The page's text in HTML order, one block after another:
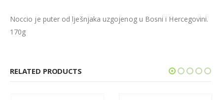
Noccio je puter od lješnjaka uzgojenog u Bosni i Hercegovini.
170g
RELATED PRODUCTS